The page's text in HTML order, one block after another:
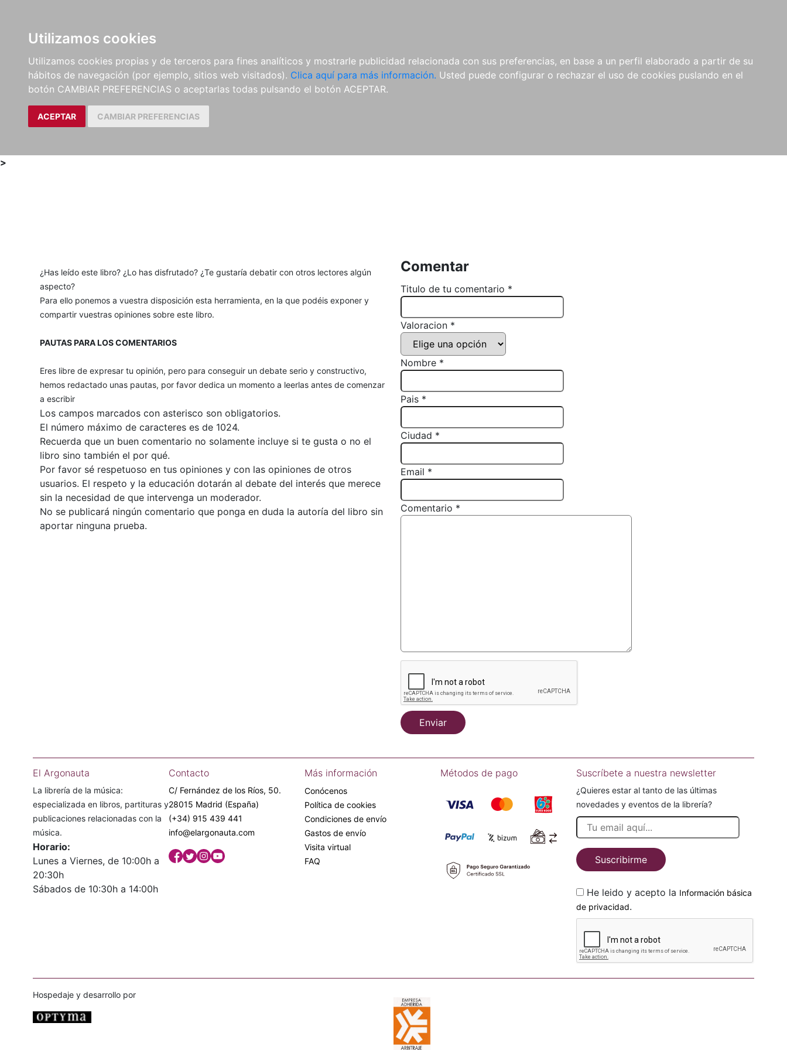
Utilizamos cookies
Utilizamos cookies propias y de terceros para fines analíticos y mostrarle publicidad relacionada con sus preferencias, en base a un perfil elaborado a partir de su
hábitos de navegación (por ejemplo, sitios web visitados). Clica aquí para más información. Usted puede configurar o rechazar el uso de cookies puslando en el
botón CAMBIAR PREFERENCIAS o aceptarlas todas pulsando el botón ACEPTAR.
ACEPTAR CAMBIAR PREFERENCIAS
LIBROS
MÉTODOS Y
EJERCICIOS
PARTITURAS Y EDICIONES
CRÍTICAS
REVISTAS
CDS Y
DVDS
MATERIAL
COMPLEMENTARIO
NOVEDADES NOTICIAS
COMPRAS
INSTITUCIONALES
>
¿Has leído este libro? ¿Lo has disfrutado? ¿Te gustaría debatir con otros lectores algún
aspecto?
Para ello ponemos a vuestra disposición esta herramienta, en la que podéis exponer y
compartir vuestras opiniones sobre este libro.
PAUTAS PARA LOS COMENTARIOS
Eres libre de expresar tu opinión, pero para conseguir un debate serio y constructivo,
hemos redactado unas pautas, por favor dedica un momento a leerlas antes de comenzar
a escribir
Los campos marcados con asterisco son obligatorios.
El número máximo de caracteres es de 1024.
Recuerda que un buen comentario no solamente incluye si te gusta o no el
libro sino también el por qué.
Por favor sé respetuoso en tus opiniones y con las opiniones de otros
usuarios. El respeto y la educación dotarán al debate del interés que merece
sin la necesidad de que intervenga un moderador.
No se publicará ningún comentario que ponga en duda la autoría del libro sin
aportar ninguna prueba.
Comentar
Titulo de tu comentario *
Valoracion *
Nombre *
Pais *
Ciudad *
Email *
Comentario *
Enviar
El Argonauta
La librería de la música:
especializada en libros, partituras y
publicaciones relacionadas con la
música.
Horario:
Lunes a Viernes, de 10:00h a
20:30h
Sábados de 10:30h a 14:00h
Contacto
C/ Fernández de los Ríos, 50.
28015 Madrid (España)
(+34) 915 439 441
info@elargonauta.com
Más información
Conócenos
Política de cookies
Condiciones de envío
Gastos de envío
Visita virtual
FAQ
Métodos de pago Suscríbete a nuestra newsletter
¿Quieres estar al tanto de las últimas
novedades y eventos de la librería?
Suscribirme
He leido y acepto la Información básica
de privacidad.
Hospedaje y desarrollo por